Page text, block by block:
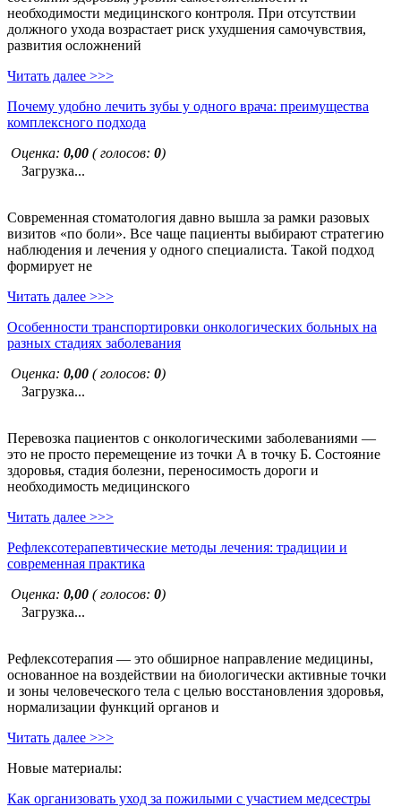
необходимости медицинского контроля. При отсутствии
должного ухода возрастает риск ухудшения самочувствия,
развития осложнений
Читать далее >>>
Почему удобно лечить зубы у одного врача: преимущества
комплексного подхода
Оценка: 0,00 ( голосов: 0)
Загрузка...
Современная стоматология давно вышла за рамки разовых
визитов «по боли». Все чаще пациенты выбирают стратегию
наблюдения и лечения у одного специалиста. Такой подход
формирует не
Читать далее >>>
Особенности транспортировки онкологических больных на
разных стадиях заболевания
Оценка: 0,00 ( голосов: 0)
Загрузка...
Перевозка пациентов с онкологическими заболеваниями —
это не просто перемещение из точки А в точку Б. Состояние
здоровья, стадия болезни, переносимость дороги и
необходимость медицинского
Читать далее >>>
Рефлексотерапевтические методы лечения: традиции и
современная практика
Оценка: 0,00 ( голосов: 0)
Загрузка...
Рефлексотерапия — это обширное направление медицины,
основанное на воздействии на биологически активные точки
и зоны человеческого тела с целью восстановления здоровья,
нормализации функций органов и
Читать далее >>>
Новые материалы:
Как организовать уход за пожилыми с участием медсестры